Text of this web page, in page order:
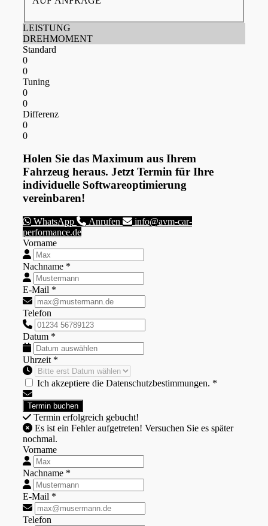
LEISTUNG
DREHMOMENT
Standard
0
0
Tuning
0
0
Differenz
0
0
Holen Sie das Maximum aus Ihrem
Fahrzeug heraus. Jetzt Termin für Ihre
individuelle Softwareoptimierung
vereinbaren!
WhatsApp Anrufen
info@avm-car-
performance.de
Vorname
Nachname *
E-Mail *
Telefon
Datum *
Uhrzeit *
Ich akzeptiere die Datenschutzbestimmungen. *
Termin erfolgreich gebucht!
nochmal.
Vorname
Nachname *
E-Mail *
Telefon